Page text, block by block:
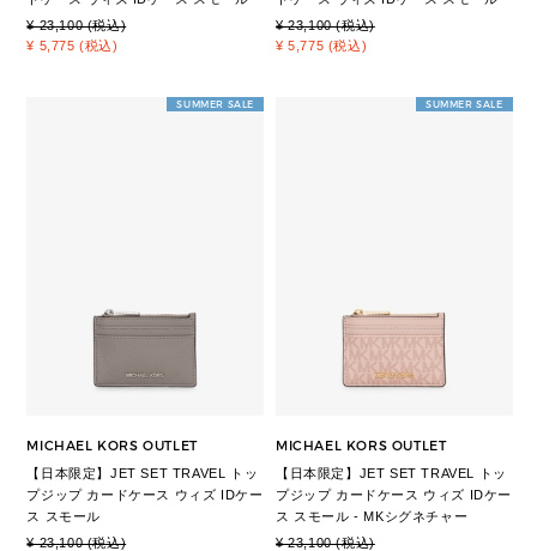
¥ 23,100 (税込)
¥ 5,775 (税込)
¥ 23,100 (税込)
¥ 5,775 (税込)
SUMMER SALE
MICHAEL KORS OUTLET
【日本限定】JET SET TRAVEL トッ
プジップ カードケース ウィズ IDケー
ス スモール
¥ 23,100 (税込)
SUMMER SALE
MICHAEL KORS OUTLET
【日本限定】JET SET TRAVEL トッ
プジップ カードケース ウィズ IDケー
ス スモール - MKシグネチャー
¥ 23,100 (税込)